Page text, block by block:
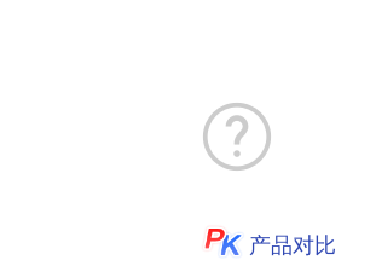
产品对比